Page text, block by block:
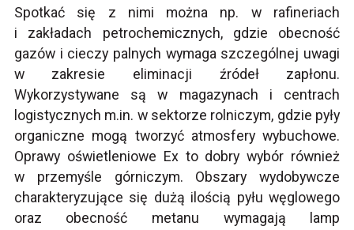
Spotkać się z nimi można np. w rafineriach
i zakładach petrochemicznych, gdzie obecność
gazów i cieczy palnych wymaga szczególnej uwagi
w zakresie eliminacji źródeł zapłonu.
Wykorzystywane są w magazynach i centrach
logistycznych m.in. w sektorze rolniczym, gdzie pyły
organiczne mogą tworzyć atmosfery wybuchowe.
Oprawy oświetleniowe Ex to dobry wybór również
w przemyśle górniczym. Obszary wydobywcze
charakteryzujące się dużą ilością pyłu węglowego
oraz obecność metanu wymagają lamp